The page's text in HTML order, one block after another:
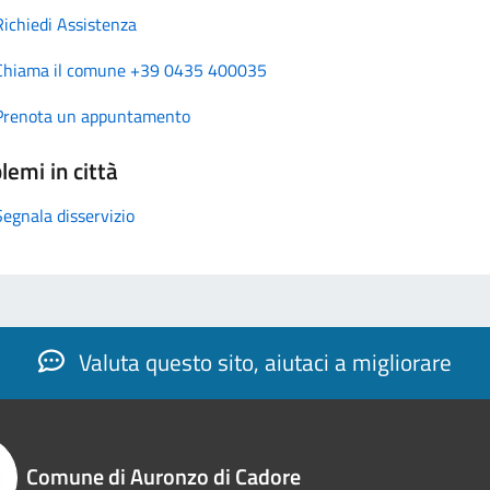
Assistenza
il comune +39 0435 400035
un appuntamento
in città
disservizio
Valuta questo sito, aiutaci a migliorare
Comune di Auronzo di Cadore